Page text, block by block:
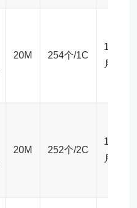
20M 254个/1C
1800元/
月
20M 252个/2C
1838元/
月